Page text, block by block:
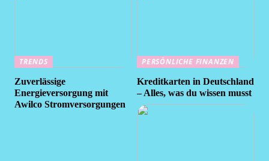
TRENDS
Zuverlässige
Energieversorgung mit
Awilco Stromversorgungen
PERSÖNLICHE FINANZEN
Kreditkarten in Deutschland
– Alles, was du wissen musst